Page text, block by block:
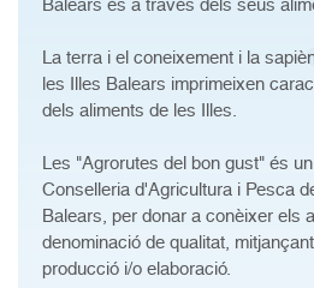
Balears és a través dels seus
La terra i el coneixement i la
les Illes Balears imprimeixen
dels aliments de les Illes.
Les "Agrorutes del bon gust" és
Conselleria d'Agricultura i Pesca
Balears, per donar a conèixer els
denominació de qualitat,
producció i/o elaboració.